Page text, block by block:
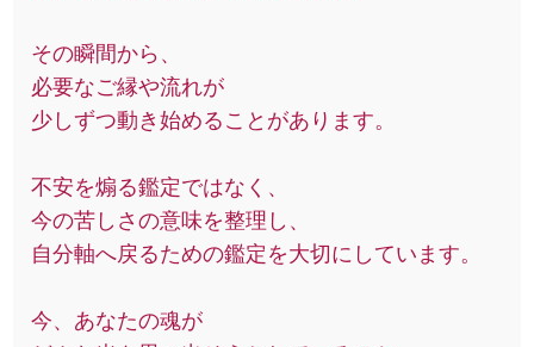
その瞬間から、
必要なご縁や流れが
少しずつ動き始めることがあります。
不安を煽る鑑定ではなく、
今の苦しさの意味を整理し、
自分軸へ戻るための鑑定を大切にしています。
今、あなたの魂が